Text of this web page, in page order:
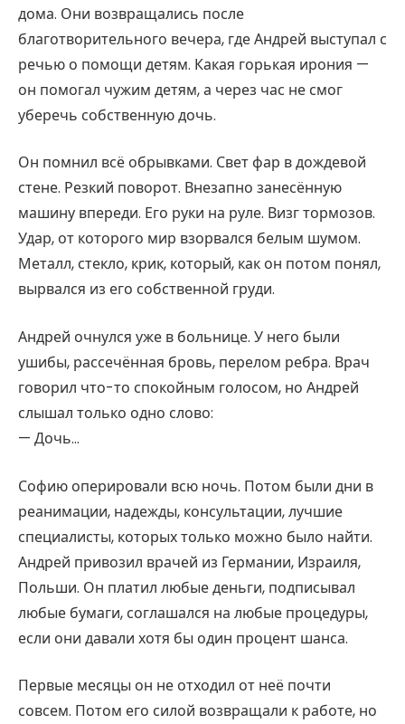
дома. Они возвращались после
благотворительного вечера, где Андрей выступал с
речью о помощи детям. Какая горькая ирония —
он помогал чужим детям, а через час не смог
уберечь собственную дочь.
Он помнил всё обрывками. Свет фар в дождевой
стене. Резкий поворот. Внезапно занесённую
машину впереди. Его руки на руле. Визг тормозов.
Удар, от которого мир взорвался белым шумом.
Металл, стекло, крик, который, как он потом понял,
вырвался из его собственной груди.
Андрей очнулся уже в больнице. У него были
ушибы, рассечённая бровь, перелом ребра. Врач
говорил что-то спокойным голосом, но Андрей
слышал только одно слово:
— Дочь…
Софию оперировали всю ночь. Потом были дни в
реанимации, надежды, консультации, лучшие
специалисты, которых только можно было найти.
Андрей привозил врачей из Германии, Израиля,
Польши. Он платил любые деньги, подписывал
любые бумаги, соглашался на любые процедуры,
если они давали хотя бы один процент шанса.
Первые месяцы он не отходил от неё почти
совсем. Потом его силой возвращали к работе, но